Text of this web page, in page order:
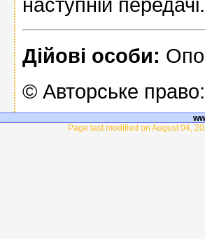
наступній передачі.
Дійові особи:
© Авторське
Page last modified on August 04,